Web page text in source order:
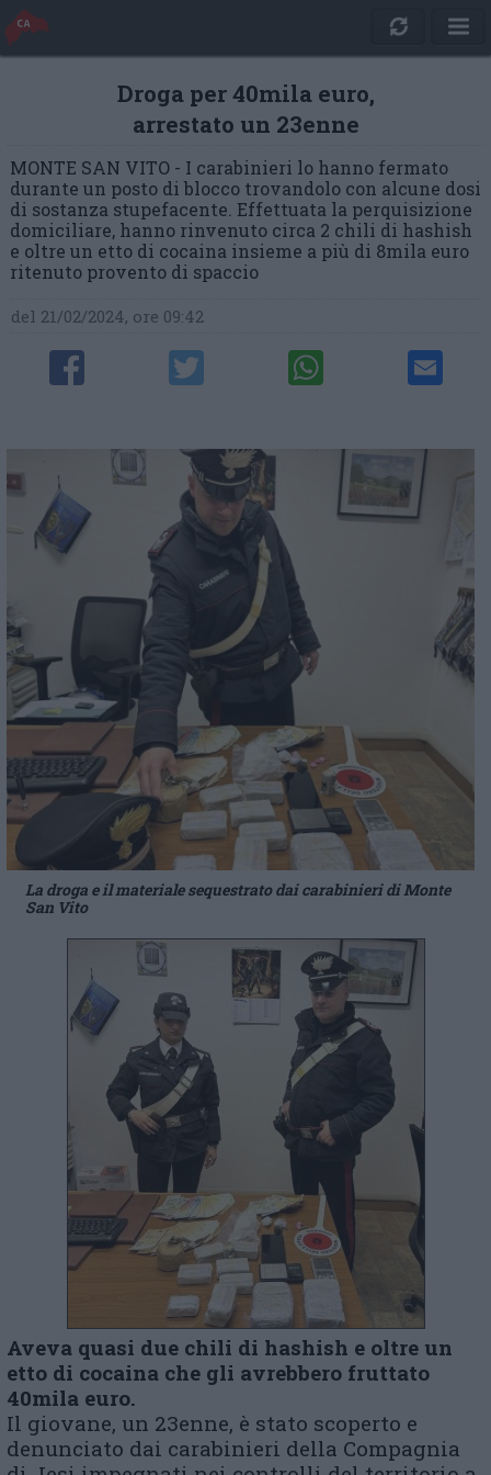
Droga per 40mila euro,
arrestato un 23enne
MONTE SAN VITO - I carabinieri lo hanno fermato
durante un posto di blocco trovandolo con alcune dosi
di sostanza stupefacente. Effettuata la perquisizione
domiciliare, hanno rinvenuto circa 2 chili di hashish
e oltre un etto di cocaina insieme a più di 8mila euro
ritenuto provento di spaccio
del 21/02/2024, ore 09:42
La droga e il materiale sequestrato dai carabinieri di Monte
San Vito
Aveva quasi due chili di hashish e oltre un
etto di cocaina che gli avrebbero fruttato
40mila euro.
Il giovane, un 23enne, è stato scoperto e
denunciato dai carabinieri della Compagnia